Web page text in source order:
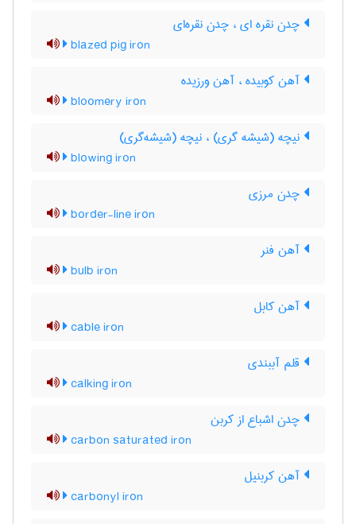
چدن نقره ای ، چدن نقره‌ای
blazed pig iron
آهن کوبیده ، آهن ورزیده
bloomery iron
نیچه (شیشه گری) ، نیچه (شیشه‌گری)
blowing iron
چدن مرزی
border-line iron
آهن فنر
bulb iron
آهن کابل
cable iron
قلم آببندی
calking iron
چدن اشباع از کربن
carbon saturated iron
آهن کربنیل
carbonyl iron